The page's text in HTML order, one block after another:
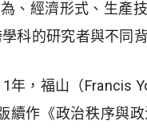
、經濟形式、生產
科的研究者與不同
年，福山（Francis
續作《政治秩序與